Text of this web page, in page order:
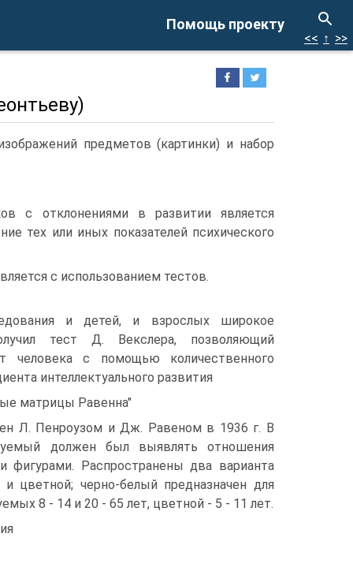
Помощь проекту
<< ↑ >>
предметов (картинки) и набор
с отклонениями в развитии является
тех или иных показателей психического
с использованием тестов.
и детей, и взрослых широкое
тест Д. Векслера, позволяющий
человека с помощью количественного
интеллектуального развития
матрицы Равенна"
Л. Пенроузом и Дж. Равеном в 1936 г. В
должен был выявлять отношения
фигурами. Распространены два варианта
цветной; черно-белый предназначен для
8 - 14 и 20 - 65 лет, цветной - 5 - 11 лет.